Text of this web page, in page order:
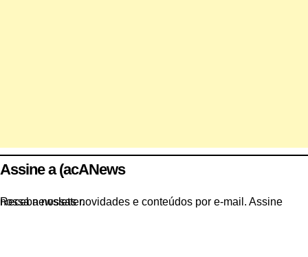
Assine a (acANews
Receba nossas novidades e conteúdos por e-mail. Assine nossa newsletter.